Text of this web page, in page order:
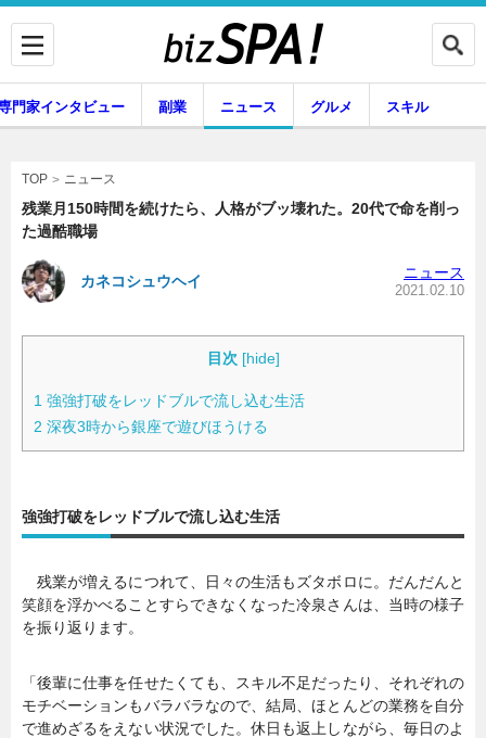
専門家インタビュー
暮らし
連載一覧
門家インタビュー 副業 ニュース グルメ スキル
TOP ニュース
残業月150時間を続けたら、人格がブッ壊れた。20代で命を削っ
た過酷職場
カネコシュウヘイ ニュース
2021.02.10
目次 [hide]
1 強強打破をレッドブルで流し込む生活
2 深夜3時から銀座で遊びほうける
強強打破をレッドブルで流し込む生活
残業が増えるにつれて、日々の生活もズタボロに。だんだんと
笑顔を浮かべることすらできなくなった冷泉さんは、当時の様子
を振り返ります。
「後輩に仕事を任せたくても、スキル不足だったり、それぞれの
モチベーションもバラバラなので、結局、ほとんどの業務を自分
で進めざるをえない状況でした。休日も返上しながら、毎日のよ